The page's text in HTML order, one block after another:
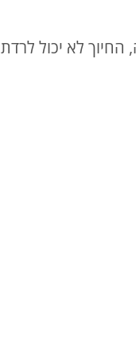
החיוך לא יכול לרדת